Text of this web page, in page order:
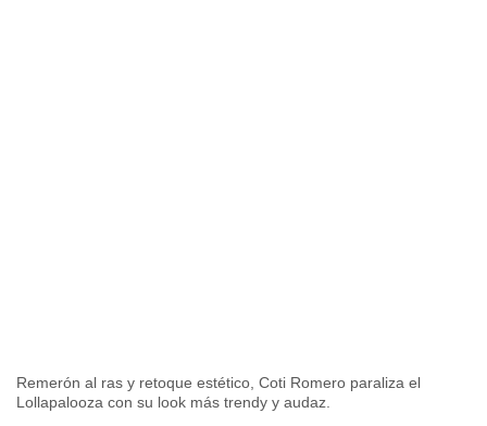
Remerón al ras y retoque estético, Coti Romero paraliza el
Lollapalooza con su look más trendy y audaz.